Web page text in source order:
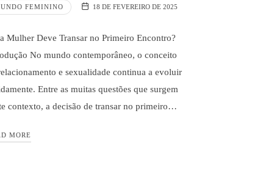
FEMININO 18 DE FEVEREIRO DE 2025
Mulher Deve Transar no Primeiro Encontro?
No mundo contemporâneo, o conceito
e sexualidade continua a evoluir
Entre as muitas questões que surgem
contexto, a decisão de transar no primeiro…
MORE